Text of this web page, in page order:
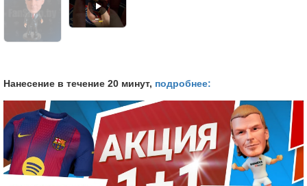
Нанесение в течение 20 минут, подробнее: